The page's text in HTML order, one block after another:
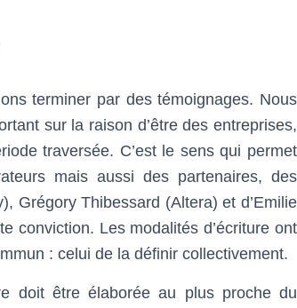
terminer par des témoignages. Nous
sur la raison d’être des entreprises,
traversée. C’est le sens qui permet
mais aussi des partenaires, des
Grégory Thibessard (Altera) et d’Emilie
conviction. Les modalités d’écriture ont
: celui de la définir collectivement.
doit être élaborée au plus proche du